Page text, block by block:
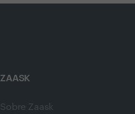
ZAASK
Sobre Zaask